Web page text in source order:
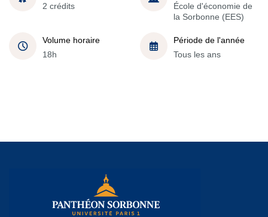
2 crédits
École d'économie de
la Sorbonne (EES)
Volume horaire
18h
Période de l'année
Tous les ans